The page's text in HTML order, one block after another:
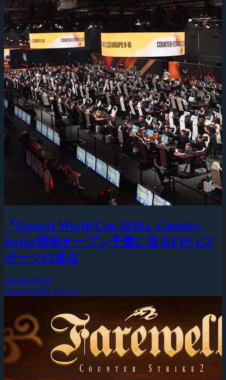
『Esports World Cup 2026』Counter-
Strike現地オープン予選に見るFPS eス
ポーツの原点
2026年8月9日
Counter-Strike 2 (CS2)